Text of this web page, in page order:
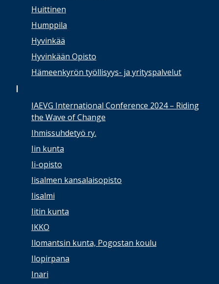
Huittinen
Humppila
Hyvinkää
Hyvinkään Opisto
Hämeenkyrön työllisyys- ja yrityspalvelut
I
IAEVG International Conference 2024 – Riding
the Wave of Change
Ihmissuhdetyö ry.
Iin kunta
Ii-opisto
Iisalmen kansalaisopisto
Iisalmi
Iitin kunta
IKKO
Ilomantsin kunta, Pogostan koulu
Ilopirpana
Inari